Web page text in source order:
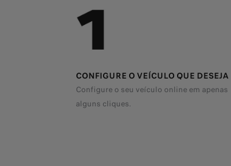
CONFIGURE O VEÍCULO QUE DESEJA
Configure o seu veículo online em apenas
alguns cliques.